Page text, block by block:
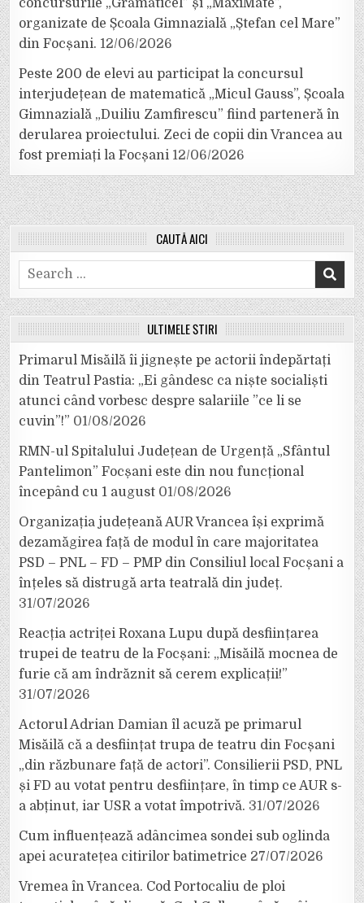
organizate de Școala Gimnazială „Ștefan cel Mare”
din Focșani. 12/06/2026
Peste 200 de elevi au participat la concursul
interjudețean de matematică „Micul Gauss”, Școala
Gimnazială „Duiliu Zamfirescu” fiind parteneră în
derularea proiectului. Zeci de copii din Vrancea au
fost premiați la Focșani 12/06/2026
CAUTĂ AICI
Search
for:
ULTIMELE ȘTIRI
Primarul Misăilă îi jignește pe actorii îndepărtați
din Teatrul Pastia: „Ei gândesc ca niște socialiști
atunci când vorbesc despre salariile ”ce li se
cuvin”!” 01/08/2026
RMN-ul Spitalului Județean de Urgență „Sfântul
Pantelimon” Focșani este din nou funcțional
începând cu 1 august 01/08/2026
Organizația județeană AUR Vrancea își exprimă
dezamăgirea față de modul în care majoritatea
PSD – PNL – FD – PMP din Consiliul local Focșani a
înțeles să distrugă arta teatrală din județ.
31/07/2026
Reacția actriței Roxana Lupu după desființarea
trupei de teatru de la Focșani: „Misăilă mocnea de
furie că am îndrăznit să cerem explicații!”
31/07/2026
Actorul Adrian Damian îl acuză pe primarul
Misăilă că a desființat trupa de teatru din Focșani
„din răzbunare față de actori”. Consilierii PSD, PNL
și FD au votat pentru desființare, în timp ce AUR s-
a abținut, iar USR a votat împotrivă. 31/07/2026
Cum influențează adâncimea sondei sub oglinda
apei acuratețea citirilor batimetrice 27/07/2026
Vremea în Vrancea. Cod Portocaliu de ploi